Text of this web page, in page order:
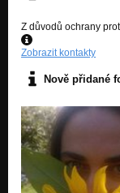
Nezařazeno
Voděnka
Nezařazeno
Nezařazeno
Z důvodů ochrany
Zobrazit kontakty
Nově přidané